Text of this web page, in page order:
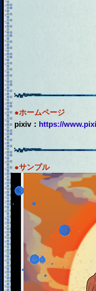
●ホームページ
pixiv：https://
●サンプル